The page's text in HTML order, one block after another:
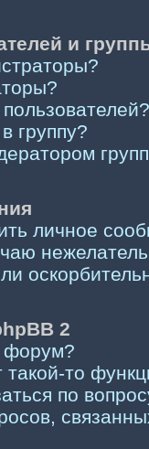
и
группу?
личное
2
форум?
такой-то
по